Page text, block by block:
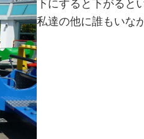
下にすると下がると
私達の他に誰もいな